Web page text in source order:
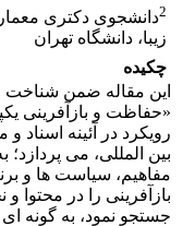
2دانشجوی دکتری
زیبا، دانشگاه تهران
چکیده
این مقاله ضمن
«حفاظت و بازآفرینی
رویکرد در آئینه
بین المللی، می پردازد؛
مفاهیم، سیاست ها و
بازآفرینی را در محتوا
جستجو نمود، به گونه ای